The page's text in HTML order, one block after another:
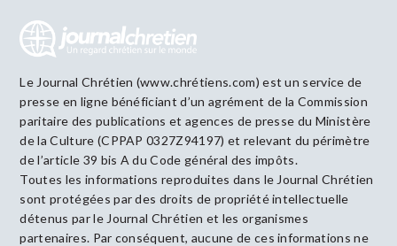
Le Journal Chrétien (www.chrétiens.com) est un service de
presse en ligne bénéficiant d’un agrément de la Commission
paritaire des publications et agences de presse du Ministère
de la Culture (CPPAP 0327Z94197) et relevant du périmètre
de l’article 39 bis A du Code général des impôts.
Toutes les informations reproduites dans le Journal Chrétien
sont protégées par des droits de propriété intellectuelle
détenus par le Journal Chrétien et les organismes
partenaires. Par conséquent, aucune de ces informations ne